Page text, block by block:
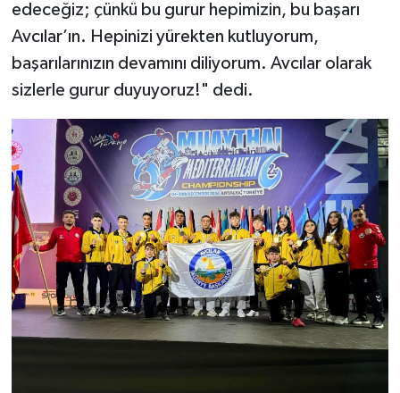
edeceğiz; çünkü bu gurur hepimizin, bu başarı
Avcılar’ın. Hepinizi yürekten kutluyorum,
başarılarınızın devamını diliyorum. Avcılar olarak
sizlerle gurur duyuyoruz!" dedi.